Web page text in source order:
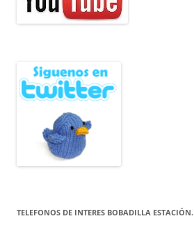
TELEFONOS DE INTERES BOBADILLA ESTACIÓN.